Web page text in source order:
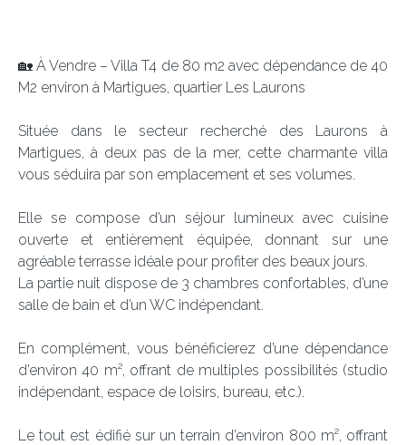
🏡 À Vendre – Villa T4 de 80 m2 avec dépendance de 40
M2 environ à Martigues, quartier Les Laurons
Située dans le secteur recherché des Laurons à
Martigues, à deux pas de la mer, cette charmante villa
vous séduira par son emplacement et ses volumes.
Elle se compose d’un séjour lumineux avec cuisine
ouverte et entièrement équipée, donnant sur une
agréable terrasse idéale pour profiter des beaux jours.
La partie nuit dispose de 3 chambres confortables, d’une
salle de bain et d’un WC indépendant.
En complément, vous bénéficierez d’une dépendance
d’environ 40 m², offrant de multiples possibilités (studio
indépendant, espace de loisirs, bureau, etc.).
Le tout est édifié sur un terrain d’environ 800 m², offrant